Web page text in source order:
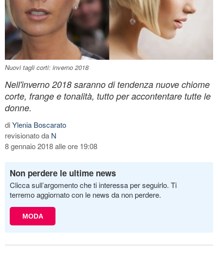
Nuovi tagli corti: inverno 2018
Nell'inverno 2018 saranno di tendenza nuove chiome
corte, frange e tonalità, tutto per accontentare tutte le
donne.
diYlenia Boscarato
revisionato da N
8 gennaio 2018 alle ore 19:08
Non perdere le ultime news
Clicca sull’argomento che ti interessa per seguirlo. Ti
terremo aggiornato con le news da non perdere.
MODA